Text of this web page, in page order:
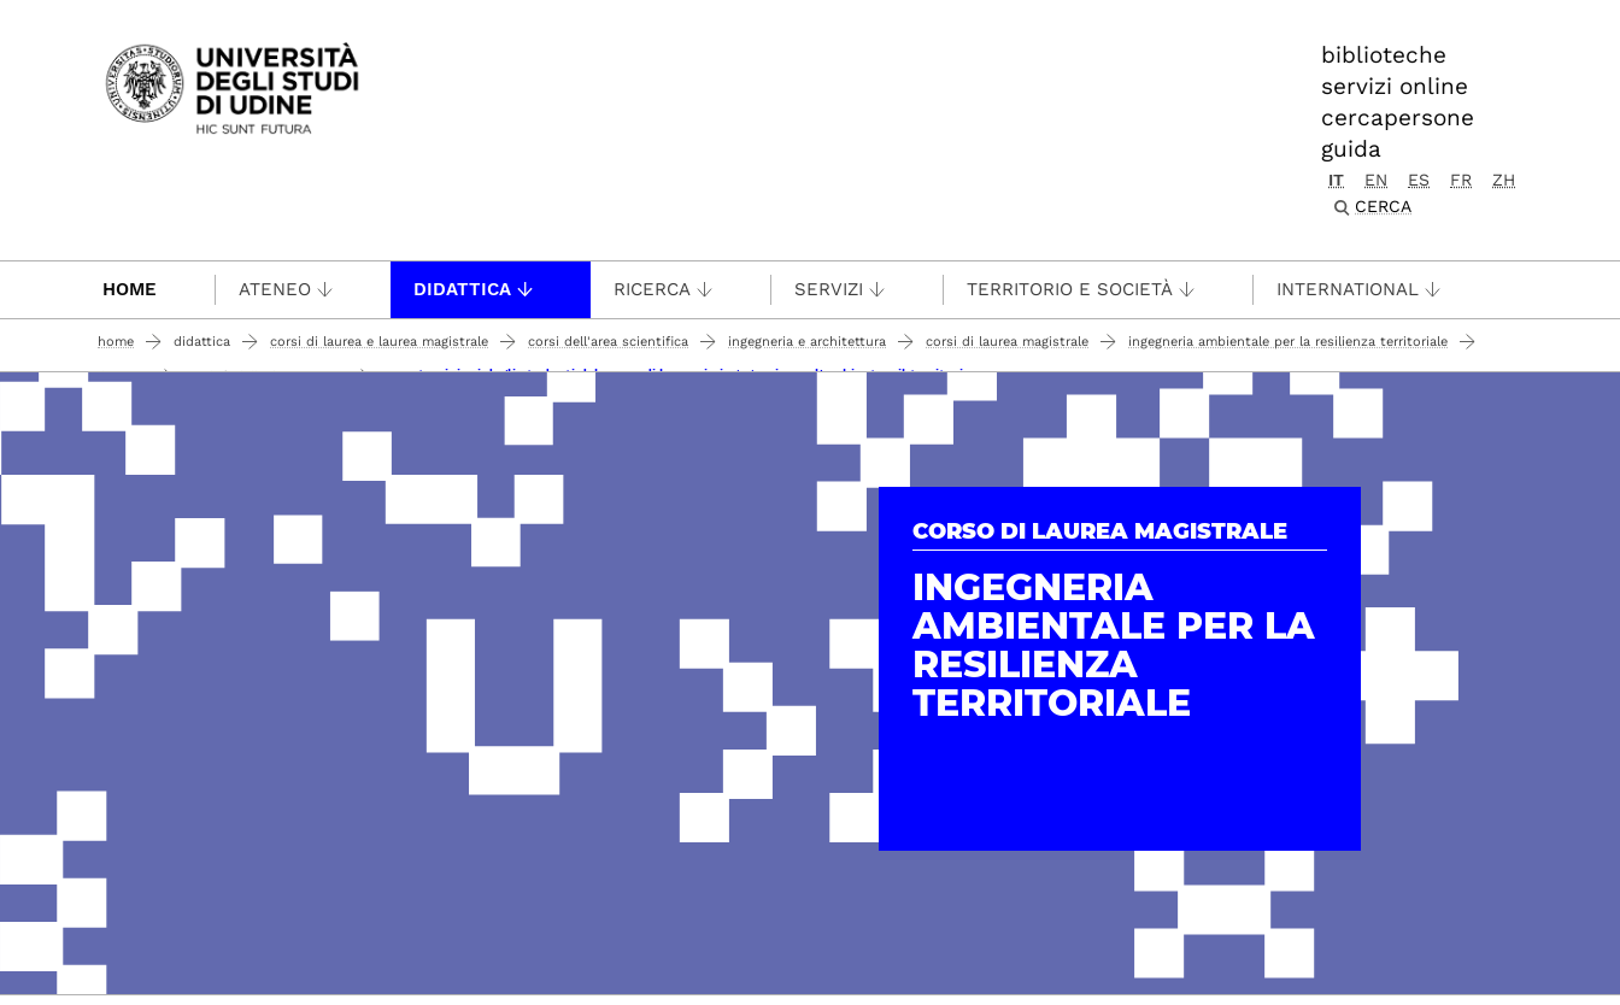
Passa al contenuto principale
biblioteche
servizi online
cercapersone
guida
IT EN ES FR
ZH
CERCA
HOME ATENEO DIDATTICA RICERCA SERVIZI TERRITORIO E SOCIETÀ INTERNATIONAL
home didattica corsi di laurea e laurea magistrale corsi dell'area scientifica ingegneria e architettura corsi di laurea magistrale ingegneria ambientale per la resilienza territoriale
il corso qualità della formazione report opinioni degli studenti del corso di laurea in ingegneria per l'ambiente e il territorio
CORSO DI LAUREA MAGISTRALE
INGEGNERIA
AMBIENTALE PER LA
RESILIENZA
TERRITORIALE